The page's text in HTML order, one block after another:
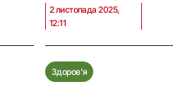
2 листопада 2025,
12:11
Здоров'я